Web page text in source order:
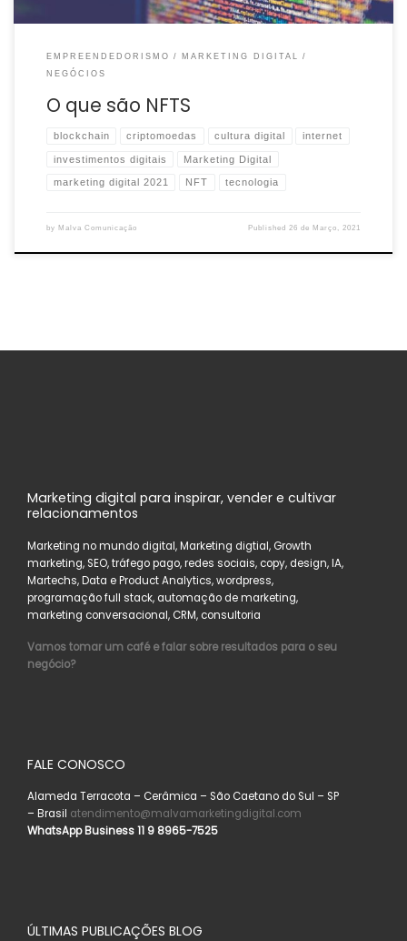
EMPREENDEDORISMO
MARKETING DIGITAL
NEGÓCIOS
O que são NFTS
blockchain criptomoedas cultura digital internet
investimentos digitais Marketing Digital
marketing digital 2021 NFT tecnologia
by Malva Comunicação Published26 de Março, 2021
Marketing digital para inspirar, vender e cultivar
relacionamentos
Marketing no mundo digital, Marketing digtial, Growth
marketing, SEO, tráfego pago, redes sociais, copy, design, IA,
Martechs, Data e Product Analytics, wordpress,
programação full stack, automação de marketing,
marketing conversacional, CRM, consultoria
Vamos tomar um café e falar sobre resultados para o seu
negócio?
FALE CONOSCO
Alameda Terracota – Cerâmica – São Caetano do Sul – SP
– Brasil atendimento@malvamarketingdigital.com
WhatsApp Business 11 9 8965-7525
ÚLTIMAS PUBLICAÇÕES BLOG